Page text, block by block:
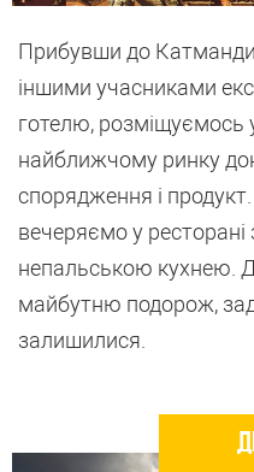
Прибувши до
іншими учасниками
готелю, розміщуємось
найближчому ринку
спорядження і
вечеряємо у
непальською кухнею.
майбутню подорож,
залишилися.